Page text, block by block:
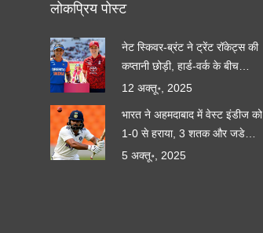
लोकप्रिय पोस्ट
नेट स्किवर‑ब्रंट ने ट्रेंट रॉकेट्स की
कप्तानी छोड़ी, हार्ड‑वर्क के बीच
मातृत्व‑संतुलन
12 अक्तू॰, 2025
भारत ने अहमदाबाद में वेस्ट इंडीज को
1‑0 से हराया, 3 शतक और जडेजा
का नया रिकॉर्ड
5 अक्तू॰, 2025